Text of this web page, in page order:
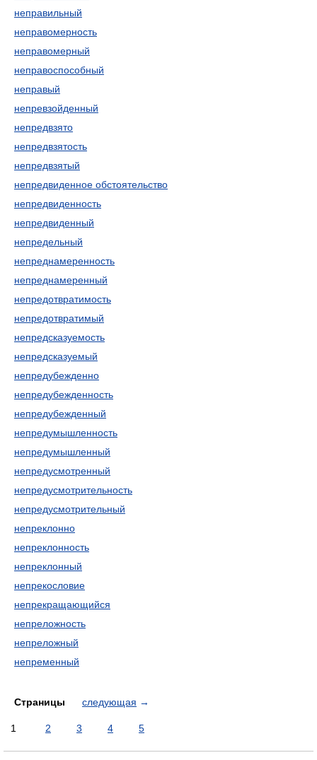
неправильный
неправомерность
неправомерный
неправоспособный
неправый
непревзойденный
непредвзято
непредвзятость
непредвзятый
непредвиденное обстоятельство
непредвиденность
непредвиденный
непредельный
непреднамеренность
непреднамеренный
непредотвратимость
непредотвратимый
непредсказуемость
непредсказуемый
непредубежденно
непредубежденность
непредубежденный
непредумышленность
непредумышленный
непредусмотренный
непредусмотрительность
непредусмотрительный
непреклонно
непреклонность
непреклонный
непрекословие
непрекращающийся
непреложность
непреложный
непременный
Страницы следующая →
1 2 3 4 5